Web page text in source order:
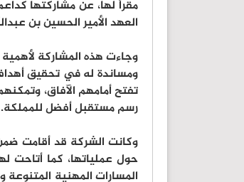
العهد الأمير الحسين بن
وجاءت هذه المشاركة لأهمية
ومساندة له في تحقيق
تفتح أمامهم الآفاق،
رسم مستقبل أفضل للمملكة.
وكانت الشركة قد أقامت
حول عملياتها، كما أتاحت
المسارات المهنية